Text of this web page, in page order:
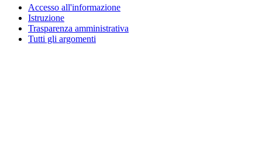
Accesso all'informazione
Istruzione
Trasparenza amministrativa
Tutti gli argomenti